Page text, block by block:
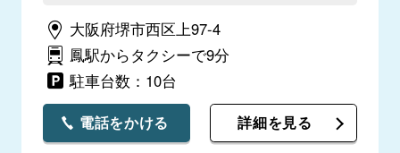
大阪府堺市西区上97-4
鳳駅からタクシーで9分
駐車台数：10台
電話をかける 詳細を見る